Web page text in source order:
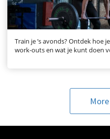
Train je ’s avonds? Ontdek hoe
work-outs en wat je kunt doen